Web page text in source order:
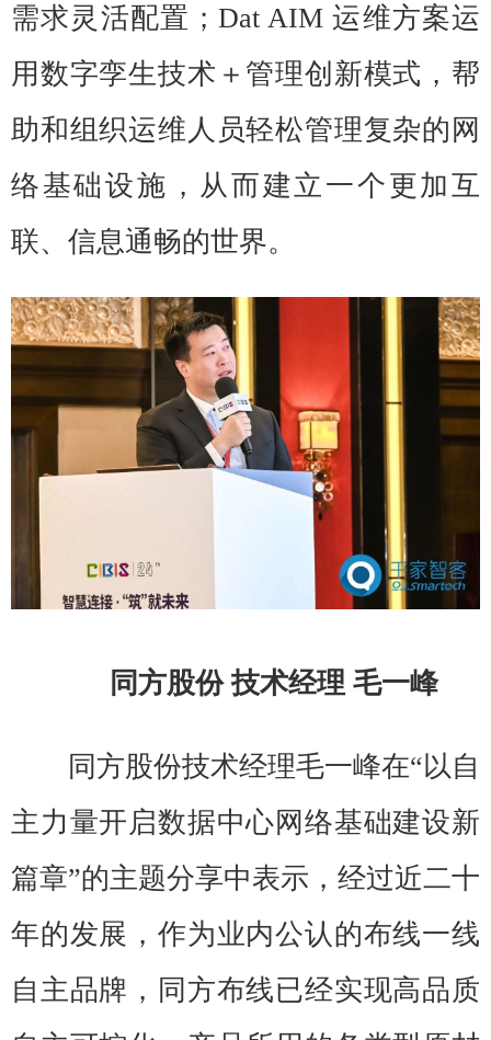
需求灵活配置；Dat AIM 运维方案运
用数字孪生技术＋管理创新模式，帮
助和组织运维人员轻松管理复杂的网
络基础设施，从而建立一个更加互
联、信息通畅的世界。
同方股份 技术经理 毛一峰
同方股份技术经理毛一峰在“以自
主力量开启数据中心网络基础建设新
篇章”的主题分享中表示，经过近二十
年的发展，作为业内公认的布线一线
自主品牌，同方布线已经实现高品质